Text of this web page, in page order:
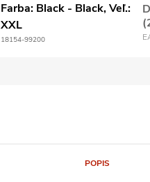
Farba: Black - Black, Veľ.:
XXL
18154-99200
POPIS